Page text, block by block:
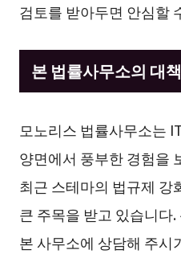
검토를 받아두면 안심할
본 법률사무소의 대
모노리스 법률사무소는
양면에서 풍부한 경험을
최근 스테마의 법규제 강
큰 주목을 받고 있습니다
본 사무소에 상담해 주시